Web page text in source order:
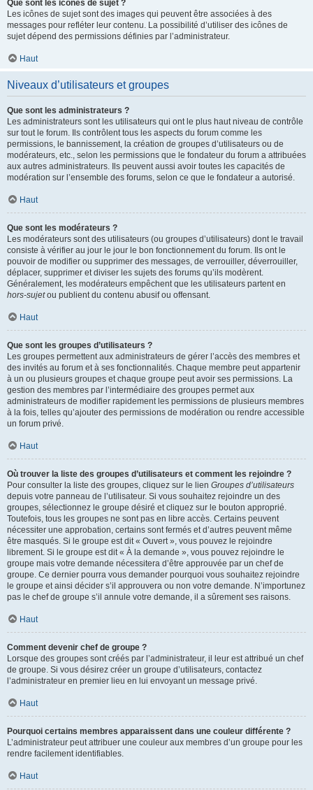
Que sont les icônes de sujet ?
Les icônes de sujet sont des images qui peuvent être associées à des
messages pour refléter leur contenu. La possibilité d’utiliser des icônes de
sujet dépend des permissions définies par l’administrateur.
Haut
Niveaux d’utilisateurs et groupes
Que sont les administrateurs ?
Les administrateurs sont les utilisateurs qui ont le plus haut niveau de contrôle
sur tout le forum. Ils contrôlent tous les aspects du forum comme les
permissions, le bannissement, la création de groupes d’utilisateurs ou de
modérateurs, etc., selon les permissions que le fondateur du forum a attribuées
aux autres administrateurs. Ils peuvent aussi avoir toutes les capacités de
modération sur l’ensemble des forums, selon ce que le fondateur a autorisé.
Haut
Que sont les modérateurs ?
Les modérateurs sont des utilisateurs (ou groupes d’utilisateurs) dont le travail
consiste à vérifier au jour le jour le bon fonctionnement du forum. Ils ont le
pouvoir de modifier ou supprimer des messages, de verrouiller, déverrouiller,
déplacer, supprimer et diviser les sujets des forums qu’ils modèrent.
Généralement, les modérateurs empêchent que les utilisateurs partent en
hors-sujetou publient du contenu abusif ou offensant.
Haut
Que sont les groupes d’utilisateurs ?
Les groupes permettent aux administrateurs de gérer l’accès des membres et
des invités au forum et à ses fonctionnalités. Chaque membre peut appartenir
à un ou plusieurs groupes et chaque groupe peut avoir ses permissions. La
gestion des membres par l’intermédiaire des groupes permet aux
administrateurs de modifier rapidement les permissions de plusieurs membres
à la fois, telles qu’ajouter des permissions de modération ou rendre accessible
un forum privé.
Haut
Où trouver la liste des groupes d’utilisateurs et comment les rejoindre ?
Pour consulter la liste des groupes, cliquez sur le lien Groupes d’utilisateurs
depuis votre panneau de l’utilisateur. Si vous souhaitez rejoindre un des
groupes, sélectionnez le groupe désiré et cliquez sur le bouton approprié.
Toutefois, tous les groupes ne sont pas en libre accès. Certains peuvent
nécessiter une approbation, certains sont fermés et d’autres peuvent même
être masqués. Si le groupe est dit « Ouvert », vous pouvez le rejoindre
librement. Si le groupe est dit « À la demande », vous pouvez rejoindre le
groupe mais votre demande nécessitera d’être approuvée par un chef de
groupe. Ce dernier pourra vous demander pourquoi vous souhaitez rejoindre
le groupe et ainsi décider s’il approuvera ou non votre demande. N’importunez
pas le chef de groupe s’il annule votre demande, il a sûrement ses raisons.
Haut
Comment devenir chef de groupe ?
Lorsque des groupes sont créés par l’administrateur, il leur est attribué un chef
de groupe. Si vous désirez créer un groupe d’utilisateurs, contactez
l’administrateur en premier lieu en lui envoyant un message privé.
Haut
Pourquoi certains membres apparaissent dans une couleur différente ?
L’administrateur peut attribuer une couleur aux membres d’un groupe pour les
rendre facilement identifiables.
Haut